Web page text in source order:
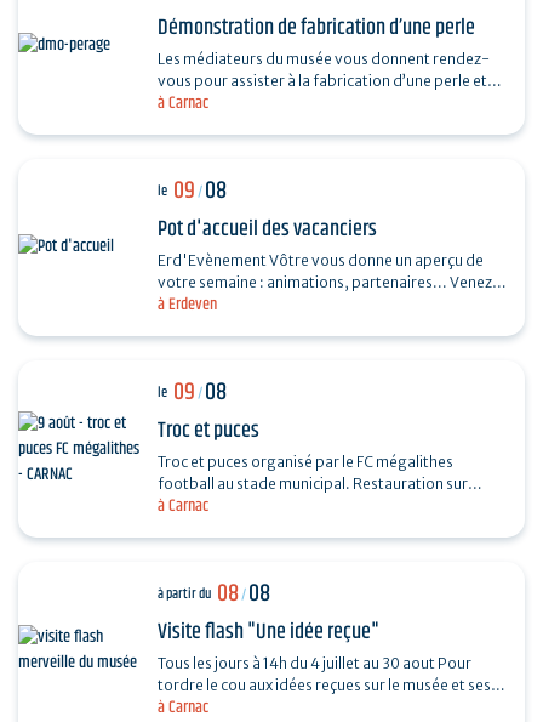
à Carnac
Démonstration de fabrication d’une perle
Les médiateurs du musée vous donnent rendez-
vous pour assister à la fabrication d’une perle et
vous dévoiler les techniques ingénieuses…
à Erdeven
le 09/08
Pot d'accueil des vacanciers
Erd'Evènement Vôtre vous donne un aperçu de
votre semaine : animations, partenaires... Venez
faire le plein de bons plans ! Ils vous feront
à Carnac
le 09/08
Troc et puces
Troc et puces organisé par le FC mégalithes
football au stade municipal. Restauration sur
place, entrée 1€, gratuite pour les moins de 16…
à Carnac
à partir du 08/08
Visite flash "Une idée reçue"
Tous les jours à 14h du 4 juillet au 30 aout Pour
tordre le cou aux idées reçues sur le musée et ses
collections, piochez au hasard une question et…